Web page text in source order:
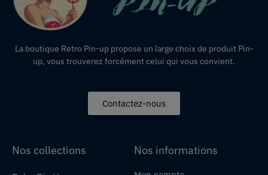
La boutique Retro Pin-up propose un large choix de produit Pin-
up, vous trouverez forcément celui qui vous convient.
Contactez-nous
Nos collections Nos informations